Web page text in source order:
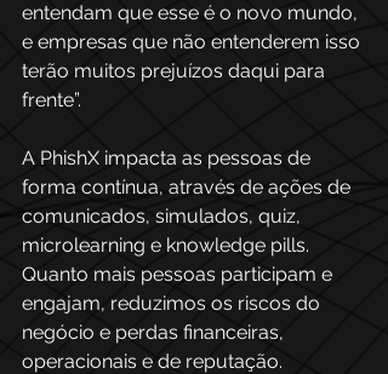
entendam que esse é o novo mundo,
e empresas que não entenderem isso
terão muitos prejuízos daqui para
frente”.
A PhishX impacta as pessoas de
forma contínua, através de ações de
comunicados, simulados, quiz,
microlearning e knowledge pills.
Quanto mais pessoas participam e
engajam, reduzimos os riscos do
negócio e perdas financeiras,
operacionais e de reputação.